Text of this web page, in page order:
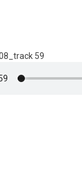
59